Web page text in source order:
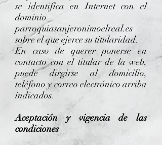
se identifica en Internet con el
dominio
parroquiasanjeronimoelreal.es
sobre el que ejerce su titularidad.
En caso de querer ponerse en
contacto con el titular de la web,
puede dirgirse al domicilio,
teléfono y correo electrónico arriba
indicados.
Aceptación y vigencia de las
condiciones